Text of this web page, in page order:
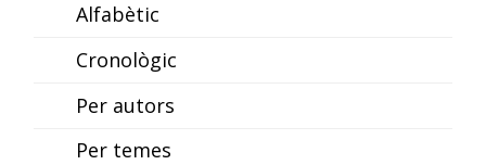
Alfabètic
Cronològic
Per autors
Per temes